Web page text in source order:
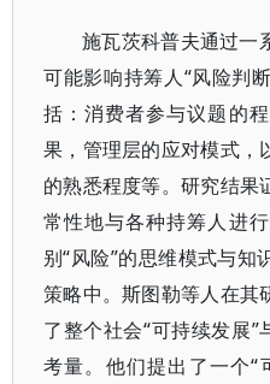
施瓦茨科普夫通过一
可能影响持筹人“风险判
括：消费者参与议题的
果，管理层的应对模式，
的熟悉程度等。研究结果
常性地与各种持筹人进
别“风险”的思维模式与知
策略中。斯图勒等人在其
了整个社会“可持续发展”
考量。他们提出了一个“